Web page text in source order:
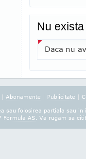
Nu
Daca nu
| Abonamente | Publicitate |
sau folosirea partiala sau
Formula AS. Va rugam sa